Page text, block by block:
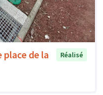
de la
Réalisé